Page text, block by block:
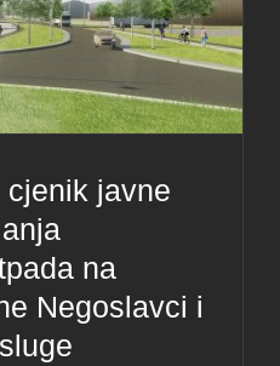
javne
na
Negoslavci i